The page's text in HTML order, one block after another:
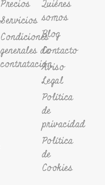
Precios
Servicios
Condiciones
generales de
contratación
Quiénes
somos
Blog
Contacto
Aviso
Legal
Política
de
privacidad
Política
de
Cookies